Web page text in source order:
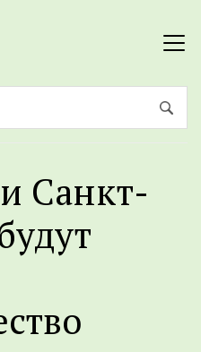
Санкт-